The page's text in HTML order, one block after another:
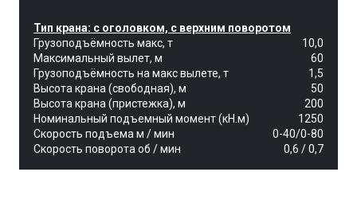
Тип крана: с оголовком, с верхним поворотом
Грузоподъёмность макс, т
10,0
Максимальный вылет, м
60
Грузоподъёмность на макс вылете, т
1,5
Высота крана (свободная), м
50
Высота крана (пристежка), м
200
Номинальный подъемный момент (кН.м)
1250
Скорость подъема м / мин
0-40/0-80
Скорость поворота об / мин
0,6 / 0,7